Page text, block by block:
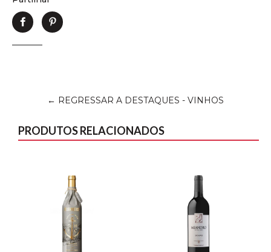
Partilhe
← REGRESSAR A DESTAQUES - VINHOS
PRODUTOS RELACIONADOS